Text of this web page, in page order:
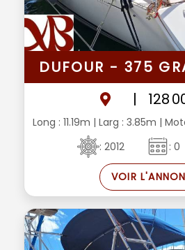
DUFOUR - 375
|
128
Long : 11.19m | Larg : 3.85m |
: 2012
: 0
VOIR